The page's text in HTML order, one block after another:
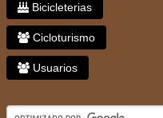
Bicicleterias
Cicloturismo
Usuarios